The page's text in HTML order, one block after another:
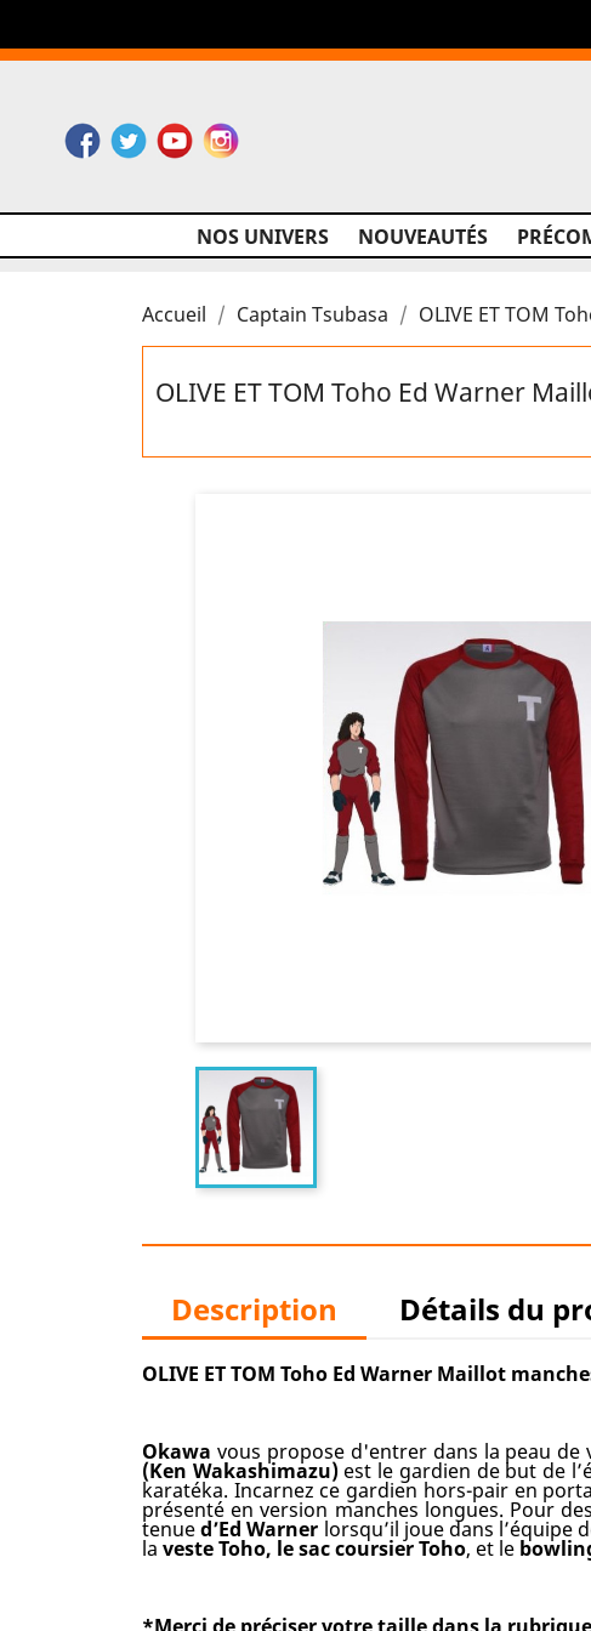
Facebook
TwitterYouTubeInstagram
NOS UNIVERS NOUVEAUTÉS
Accueil Captain Tsubasa OLIVE ET TOM
OLIVE ET TOM Toho Ed Warner
Description Détails du
OLIVE ET TOM Toho Ed Warner Maillot
Okawa vous propose d'entrer dans la peau de
(Ken Wakashimazu)est le gardien de but de
karatéka. Incarnez ce gardien hors-pair en
présenté en version manches longues. Pour
tenued’Ed Warner lorsqu’il joue dans l’équipe
la veste Toho, lesac coursier Toho, et le